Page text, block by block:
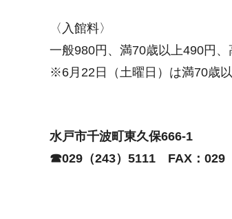
〈入館料〉
一般980円、満70歳以上490円
※6月22日（土曜日）は満70歳
水戸市千波町東久保666-1
☎029（243）5111
FAX ：029